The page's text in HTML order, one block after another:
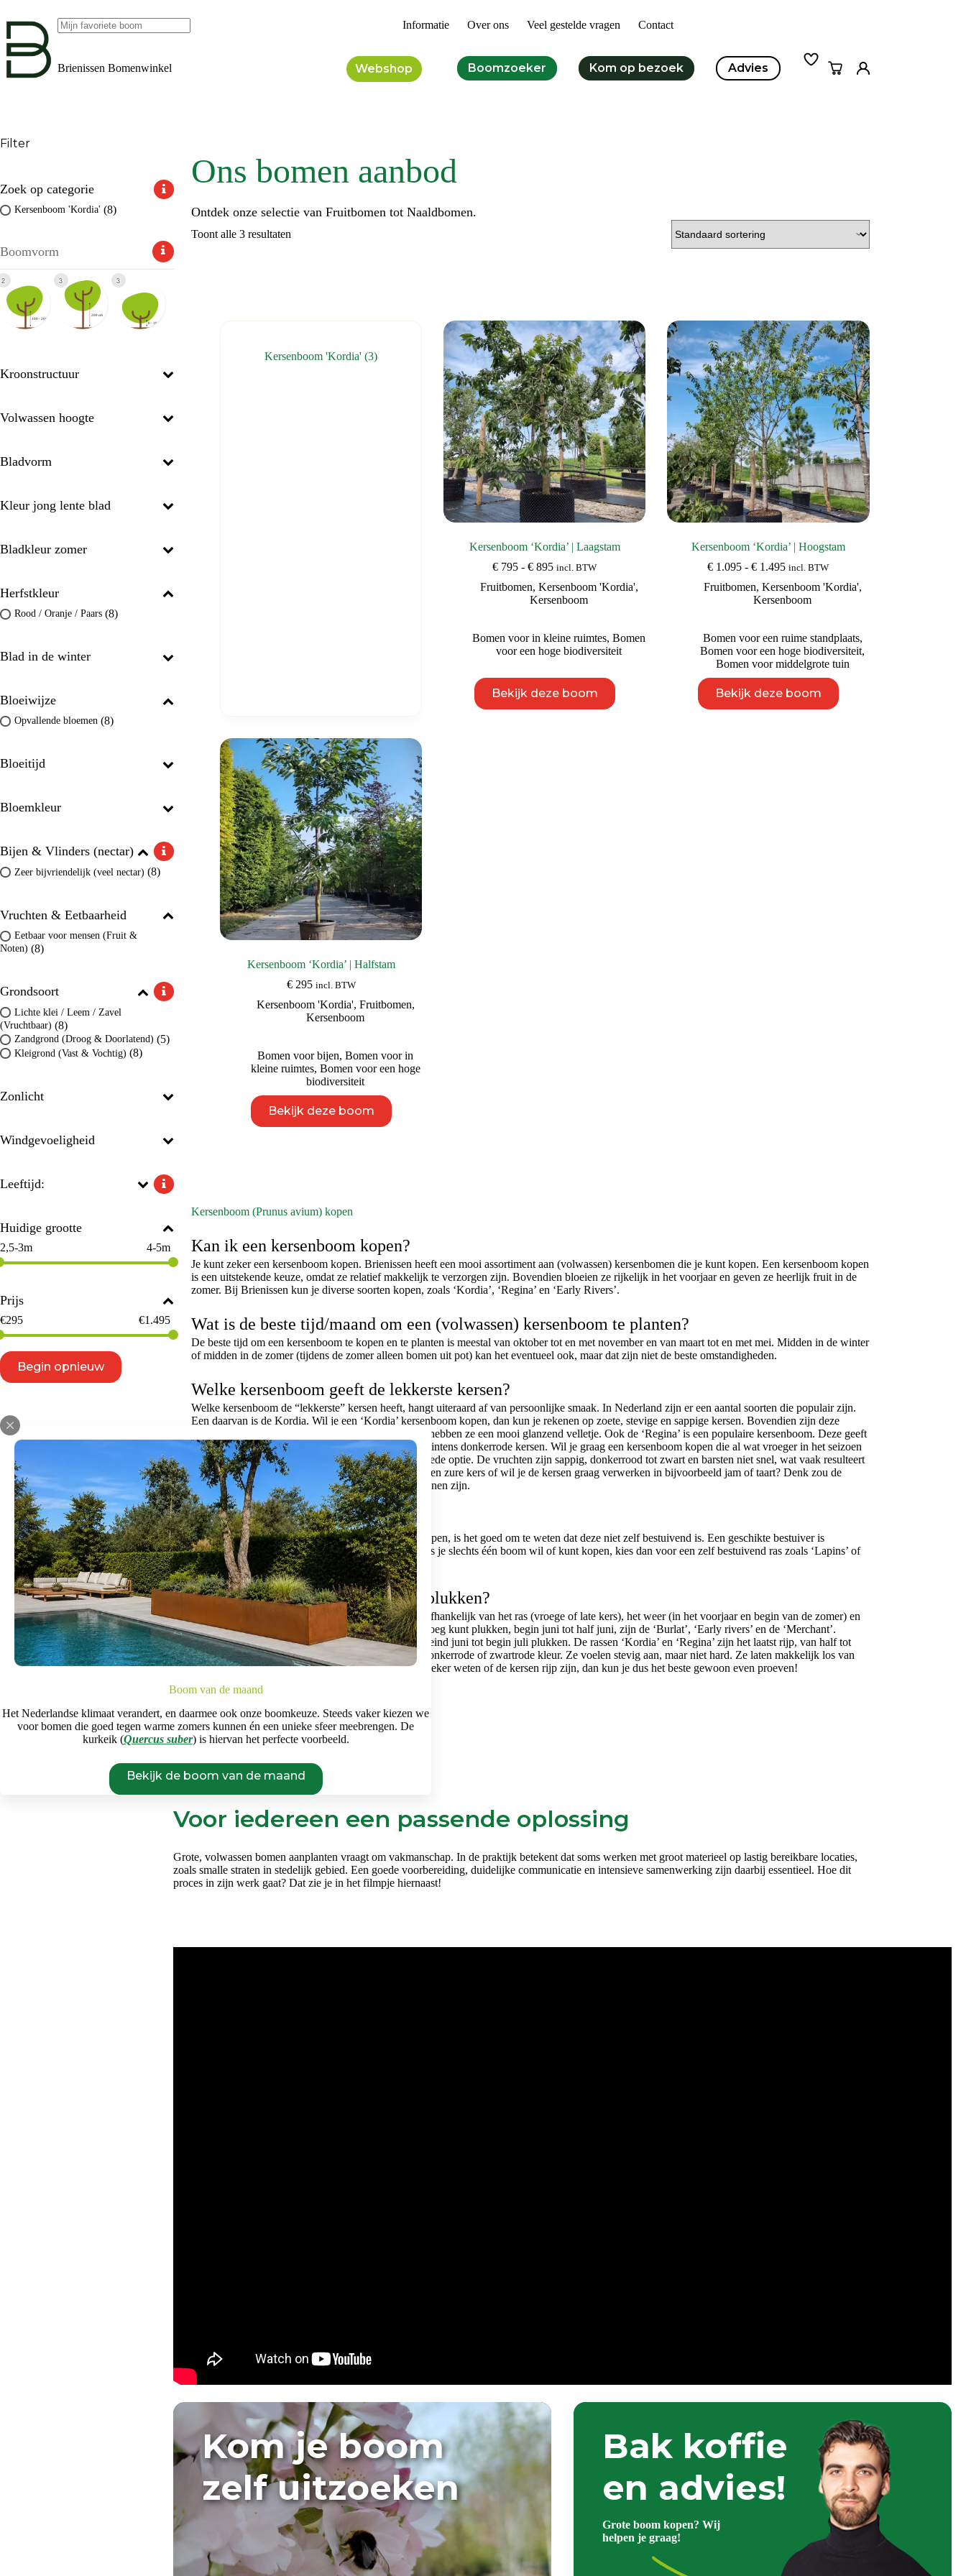
naar
inhoud
Boom van de maand
Het Nederlandse klimaat verandert, en daarmee ook onze boomkeuze. Steeds vaker kiezen we
voor bomen die goed tegen warme zomers kunnen én een unieke sfeer meebrengen. De
kurkeik (Quercus suber) is hiervan het perfecte voorbeeld.
Bekijk de boom van de maand
Informatie Over ons Veel gestelde vragen Contact
Brienissen Bomenwinkel Webshop Boomzoeker Kom op bezoek Advies Winkelwagen
Ons bomen aanbod
Ontdek onze selectie van Fruitbomen tot Naaldbomen.
Toont alle 3 resultaten
Kersenboom 'Kordia'(3)
Kersenboom ‘Kordia’ | Laagstam
€ 795 - € 895Prijsklasse:
tot
€ 895
incl. BTW
Fruitbomen, Kersenboom 'Kordia',
Kersenboom
Bomen voor in kleine ruimtes,Bomen
voor een hoge biodiversiteit
Bekijk deze boom
product
heeft
Kersenboom ‘Kordia’ | Hoogstam
€ 1.095 - € 1.495Prijsklasse:
tot
€ 1.495
incl. BTW
Fruitbomen, Kersenboom 'Kordia',
Kersenboom
Bomen voor een ruime standplaats,
Bomen voor een hoge biodiversiteit,
Bomen voor middelgrote tuin
Bekijk deze boom
product
heeft
Kersenboom ‘Kordia’ | Halfstam
€295 incl. BTW
Kersenboom 'Kordia', Fruitbomen,
Kersenboom
Bomen voor bijen,Bomen voor in
kleine ruimtes, Bomen voor een hoge
biodiversiteit
Bekijk deze boom
product
heeft
worden
de
productpagina
Kersenboom (Prunus avium) kopen
Kan ik een kersenboom kopen?
Je kunt zeker een kersenboom kopen. Brienissen heeft een mooi assortiment aan (volwassen) kersenbomen die je kunt kopen. Een kersenboom kopen
is een uitstekende keuze, omdat ze relatief makkelijk te verzorgen zijn. Bovendien bloeien ze rijkelijk in het voorjaar en geven ze heerlijk fruit in de
zomer. Bij Brienissen kun je diverse soorten kopen, zoals ‘Kordia’, ‘Regina’ en ‘Early Rivers’.
Wat is de beste tijd/maand om een (volwassen) kersenboom te planten?
De beste tijd om een kersenboom te kopen en te planten is meestal van oktober tot en met november en van maart tot en met mei. Midden in de winter
of midden in de zomer (tijdens de zomer alleen bomen uit pot) kan het eventueel ook, maar dat zijn niet de beste omstandigheden.
Welke kersenboom geeft de lekkerste kersen?
Welke kersenboom de “lekkerste” kersen heeft, hangt uiteraard af van persoonlijke smaak. In Nederland zijn er een aantal soorten die populair zijn.
Een daarvan is de Kordia. Wil je een ‘Kordia’ kersenboom kopen, dan kun je rekenen op zoete, stevige en sappige kersen. Bovendien zijn deze
hartvormige kersen ook lekker groot qua formaat en hebben ze een mooi glanzend velletje. Ook de ‘Regina’ is een populaire kersenboom. Deze geeft
vaak een hoge opbrengst met stevige, smaakvolle en intens donkerrode kersen. Wil je graag een kersenboom kopen die al wat vroeger in het seizoen
geplukt kan worden, dan is de ‘Early Rivers’ een goede optie. De vruchten zijn sappig, donkerrood tot zwart en barsten niet snel, wat vaak resulteert
in een goede oogst. Ben je meer een liefhebber van een zure kers of wil je de kersen graag verwerken in bijvoorbeeld jam of taart? Denk zou de
“Kelleriis’’ of de “Morel” kopen een goede optie kunnen zijn.
Heb je twee kersenbomen nodig?
Als je erover denkt om een Kordia kersenboom te kopen, is het goed om te weten dat deze niet zelf bestuivend is. Een geschikte bestuiver is
bijvoorbeeld Regina. Andersom geldt dit dus ook. Als je slechts één boom wil of kunt kopen, kies dan voor een zelf bestuivend ras zoals ‘Lapins’ of
‘Stella’.
Hoe en wanneer kan ik de kersen plukken?
Kersen zijn meestal tussen half juni en half juli rijp, afhankelijk van het ras (vroege of late kers), het weer (in het voorjaar en begin van de zomer) en
de standplaats van de boom. Rassen die je vaak al vroeg kunt plukken, begin juni tot half juni, zijn de ‘Burlat’, ‘Early rivers’ en de ‘Merchant’.
‘Lapins’ en ‘Summit’ kun je normaal gesproken van eind juni tot begin juli plukken. De rassen ‘Kordia’ en ‘Regina’ zijn het laatst rijp, van half tot
eind juli. Je herkent een volledig rijpe kers aan een donkerrode of zwartrode kleur. Ze voelen stevig aan, maar niet hard. Ze laten makkelijk los van
het steeltje. De smaak is zoet, niet meer zuur. Wil je zeker weten of de kersen rijp zijn, dan kun je dus het beste gewoon even proeven!
Filter
Zoek op categorie
Kersenboom 'Kordia' (8)
Boomvorm
2 3 3
Kroonstructuur
Volwassen hoogte
Bladvorm
Kleur jong lente blad
Bladkleur zomer
Herfstkleur
Rood / Oranje / Paars (8)
Blad in de winter
Bloeiwijze
Opvallende bloemen (8)
Bloeitijd
Bloemkleur
Bijen & Vlinders (nectar)
Zeer bijvriendelijk (veel nectar) (8)
Vruchten & Eetbaarheid
Eetbaar voor mensen (Fruit &
Noten) (8)
Grondsoort
Lichte klei / Leem / Zavel
(Vruchtbaar) (8)
Zandgrond (Droog & Doorlatend) (5)
Kleigrond (Vast & Vochtig) (8)
Zonlicht
Windgevoeligheid
Leeftijd:
Huidige grootte
2,5-3m 4-5m
Prijs
€295 €1.495
Begin opnieuw
Voor iedereen een passende oplossing
Grote, volwassen bomen aanplanten vraagt om vakmanschap. In de praktijk betekent dat soms werken met groot materieel op lastig bereikbare locaties,
zoals smalle straten in stedelijk gebied. Een goede voorbereiding, duidelijke communicatie en intensieve samenwerking zijn daarbij essentieel. Hoe dit
proces in zijn werk gaat? Dat zie je in het filmpje hiernaast!
Kom je boom
zelf uitzoeken
Bak koffie
en advies!
Grote boom kopen? Wij
helpen je graag!